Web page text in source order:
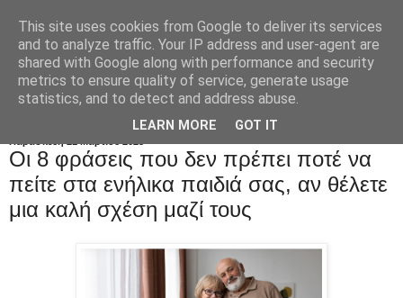
Oι 8 φράσεις που δεν πρέπει ποτέ να
πείτε στα ενήλικα παιδιά σας, αν θέλετε
μια καλή σχέση μαζί τους
This site uses cookies from Google to deliver its services
and to analyze traffic. Your IP address and user-agent are
shared with Google along with performance and security
metrics to ensure quality of service, generate usage
statistics, and to detect and address abuse.
LEARN MORE GOT IT